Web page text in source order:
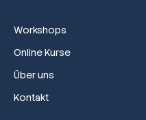
Workshops
Online Kurse
Über uns
Kontakt